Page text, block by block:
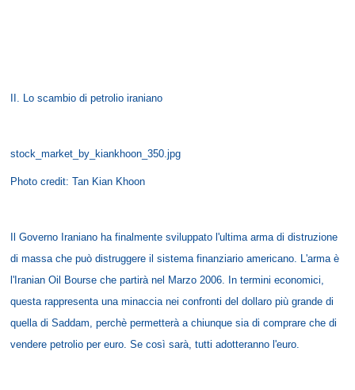
II. Lo scambio di petrolio iraniano
stock_market_by_kiankhoon_350.jpg
Photo credit: Tan Kian Khoon
Il Governo Iraniano ha finalmente sviluppato l'ultima arma di distruzione
di massa che può distruggere il sistema finanziario americano. L'arma è
l'Iranian Oil Bourse che partirà nel Marzo 2006. In termini economici,
questa rappresenta una minaccia nei confronti del dollaro più grande di
quella di Saddam, perchè permetterà a chiunque sia di comprare che di
vendere petrolio per euro. Se così sarà, tutti adotteranno l'euro.